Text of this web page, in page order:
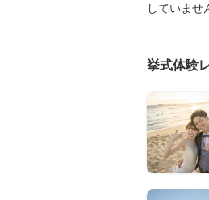
していませ
挙式体験